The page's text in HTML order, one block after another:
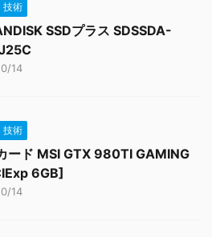
技術
SSDプラス SDSSDA-
14
技術
ード MSI GTX 980TI GAMING
6GB]
14